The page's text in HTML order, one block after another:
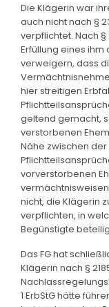
Die Klägerin war
auch nicht nach §
verpflichtet. Nach §
Erfüllung eines
verweigern, dass
hier streitigen
geltend gemacht,
verstorbenen
Nähe zwischen
vorverstorbenen
nicht, die Klägerin
verpflichten, in
Begünstigte
Das FG hat
Klägerin nach §
1 ErbStG hätte